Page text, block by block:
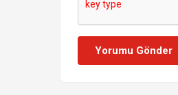
Yorumu Gönder